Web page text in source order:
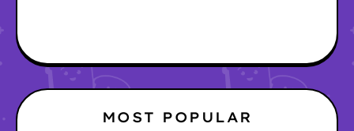
MOST POPULAR